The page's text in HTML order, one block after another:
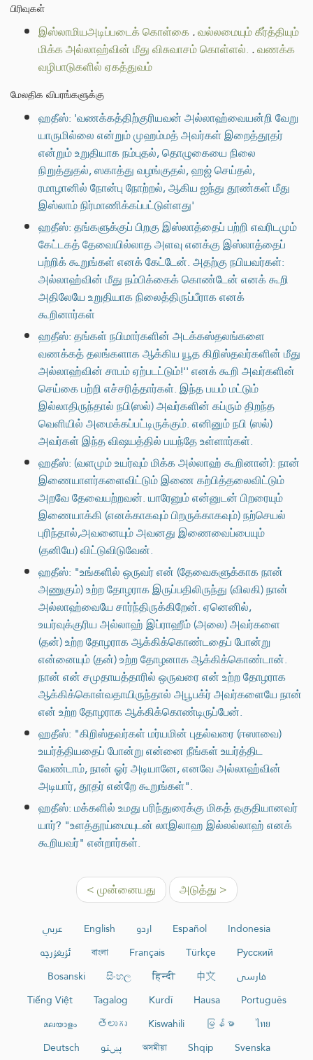
பிரிவுகள்
இஸ்லாமியஅடிப்படைக் கொள்கை.வல்லமையும் கீர்த்தியும்
மிக்க அல்லாஹ்வின் மீது விசுவாசம் கொள்ளல். .வணக்க
வழிபாடுகளில் ஏகத்துவம்
மேலதிக விபரங்களுக்கு
ஹதீஸ்: 'வணக்கத்திற்குரியவன் அல்லாஹ்வையன்றி வேறு
யாருமில்லை என்றும் முஹம்மத் அவர்கள் இறைத்தூதர்
என்றும் உறுதியாக நம்புதல், தொழுகையை நிலை
நிறுத்துதல், ஸகாத்து வழங்குதல், ஹஜ் செய்தல்,
ரமாழானில் நோன்பு நோற்றல், ஆகிய ஐந்து தூண்கள் மீது
இஸ்லாம் நிர்மாணிக்கப்பட்டுள்ளது'
ஹதீஸ்: தங்களுக்குப் பிறகு இஸ்லாத்தைப் பற்றி எவரிடமும்
கேட்டகத் தேவையில்லாத அளவு எனக்கு இஸ்லாத்தைப்
பற்றிக் கூறுங்கள் எனக் கேட்டேன். அதற்கு நபியவர்கள்:
அல்லாஹ்வின் மீது நம்பிக்கைக் கொண்டேன் எனக் கூறி
அதிலேயே உறுதியாக நிலைத்திருப்பீராக எனக்
கூறினார்கள்
ஹதீஸ்: தங்கள் நபிமார்களின் அடக்கஸ்தலங்களை
வணக்கத் தலங்களாக ஆக்கிய யூத கிறிஸ்தவர்களின் மீது
அல்லாஹ்வின் சாபம் ஏற்படட்டும்!'' எனக் கூறி அவர்களின்
செய்கை பற்றி எச்சரித்தார்கள். இந்த பயம் மட்டும்
இல்லாதிருந்தால் நபி(ஸல்) அவர்களின் கப்ரும் திறந்த
வெளியில் அமைக்கப்பட்டிருக்கும். எனினும் நபி (ஸல்)
அவர்கள் இந்த விஷயத்தில் பயந்தே உள்ளார்கள்.
ஹதீஸ்: (வளமும் உயர்வும் மிக்க அல்லாஹ் கூறினான்): நான்
இணையாளர்களைவிட்டும் இணை கற்பித்தலைவிட்டும்
அறவே தேவையற்றவன். யாரேனும் என்னுடன் பிறரையும்
இணையாக்கி (எனக்காகவும் பிறருக்காகவும்) நற்செயல்
புரிந்தால்,அவனையும் அவனது இணைவைப்பையும்
(தனியே) விட்டுவிடுவேன்.
ஹதீஸ்: "உங்களில் ஒருவர் என் (தேவைகளுக்காக நான்
அணுகும்) உற்ற தோழராக இருப்பதிலிருந்து (விலகி) நான்
அல்லாஹ்வையே சார்ந்திருக்கிறேன். ஏனெனில்,
உயர்வுக்குரிய அல்லாஹ் இப்ராஹீம் (அலை) அவர்களை
(தன்) உற்ற தோழராக ஆக்கிக்கொண்டதைப் போன்று
என்னையும் (தன்) உற்ற தோழனாக ஆக்கிக்கொண்டான்.
நான் என் சமுதாயத்தாரில் ஒருவரை என் உற்ற தோழராக
ஆக்கிக்கொள்வதாயிருந்தால் அபூபக்ர் அவர்களையே நான்
என் உற்ற தோழராக ஆக்கிக்கொண்டிருப்பேன்.
ஹதீஸ்: "கிறிஸ்தவர்கள் மர்யமின் புதல்வரை (ஈஸாவை)
உயர்த்தியதைப் போன்று என்னை நீங்கள் உயர்த்திட
வேண்டாம், நான் ஓர் அடியானே, எனவே அல்லாஹ்வின்
அடியார், தூதர் என்றே கூறுங்கள்".
ஹதீஸ்: மக்களில் உமது பரிந்துரைக்கு மிகத் தகுதியானவர்
யார்? "உளத்தூய்மையுடன் லாஇலாஹ இல்லல்லாஹ் எனக்
கூறியவர்" என்றார்கள்.
< முன்னையது அடுத்து >
عربي English اردو Español
Indonesia
ئۇيغۇرچە
বাংলা Français Türkçe
Русский
Bosanski
සිංහල हिन्दी 中文
فارسی
Tiếng Việt
Tagalog Kurdî Hausa
Português
മലയാളം
తెలుగు Kiswahili မြန်မာ
ไทย
Deutsch
پښتو অসমীয়া Shqip
Svenska